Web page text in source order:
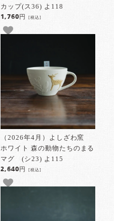
カップ(ス36) よ118
1,760円 [税込]
（2026年4月）よしざわ窯
ホワイト 森の動物たちのまる
マグ (シ23) よ115
2,640円 [税込]